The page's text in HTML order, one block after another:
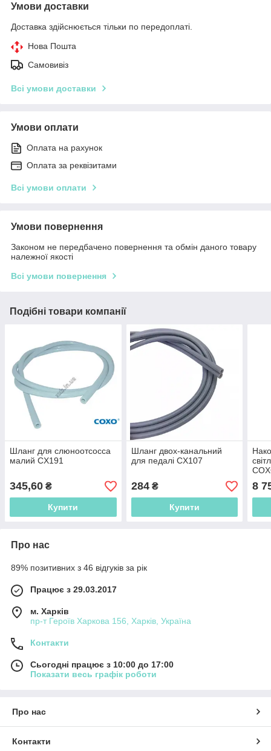
Умови доставки
Доставка здійснюється тільки по передоплаті.
Нова Пошта
Самовивіз
Всі умови доставки
Умови оплати
Оплата на рахунок
Оплата за реквізитами
Всі умови оплати
Умови повернення
Законом не передбачено повернення та обмін даного товару
належної якості
Всі умови повернення
Подібні товари компанії
Шланг для слюноотсосса
малий CX191
345,60 ₴
Купити
Шланг двох-канальний
для педалі CX107
284₴
Купити
8
Про нас
89% позитивних з 46 відгуків за рік
Працює з 29.03.2017
м. Харків
пр-т Героїв Харкова 156, Харків, Україна
Контакти
Сьогодні працює з 10:00 до 17:00
Показати весь графік роботи
Про нас
Контакти